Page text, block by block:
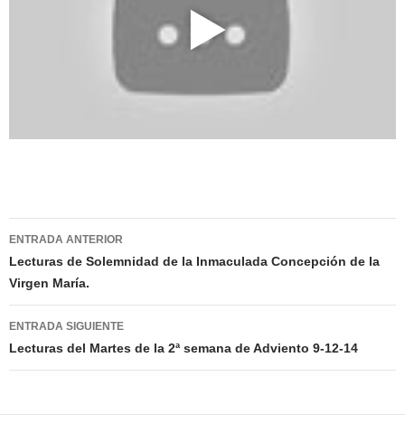
Navegación
de
entradas
ENTRADA ANTERIOR
Lecturas de Solemnidad de la Inmaculada Concepción de la
Virgen María.
ENTRADA SIGUIENTE
Lecturas del Martes de la 2ª semana de Adviento 9-12-14